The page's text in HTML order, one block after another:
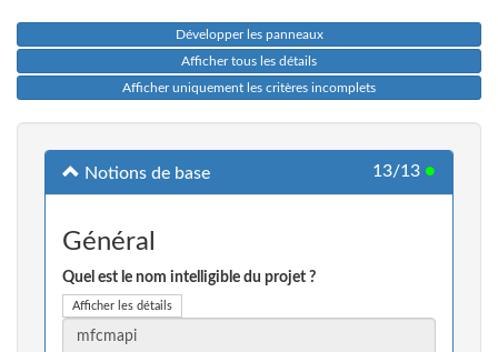
Développer les panneaux
Afficher tous les détails
Afficher uniquement les critères incomplets
Notions de base 13/13 ●
Général
Quel est le nom intelligible du projet ?
Afficher les détails